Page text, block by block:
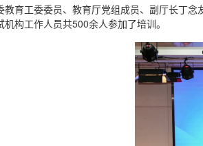
教育工委委员、教育厅党组成员、副厅长丁
构工作人员共500余人参加了培训。